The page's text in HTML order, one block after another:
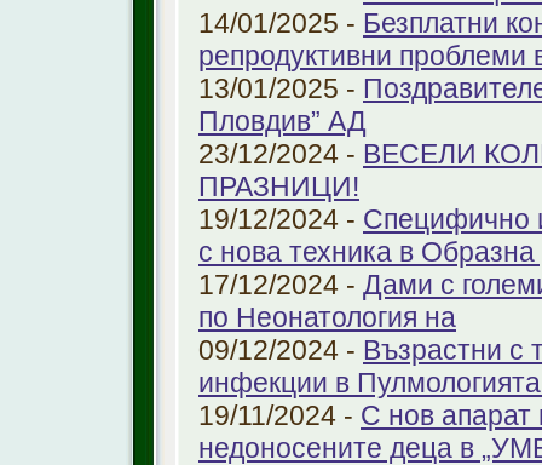
14/01/2025 - Безплатни
репродуктивни
13/01/2025 -
Пловдив” АД
23/12/2024 - ВЕСЕЛИ
ПРАЗНИЦИ!
19/12/2024 - Специфично
с нова техника в Образна
17/12/2024 - Дами с
по Неонатология на
09/12/2024 - Възрастни с
инфекции в
19/11/2024 - С нов
недоносените деца в